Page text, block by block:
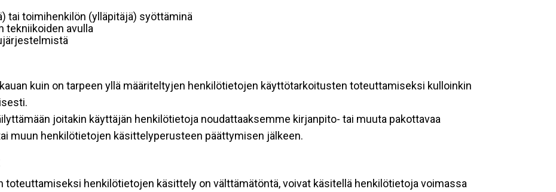
tai toimihenkilön (ylläpitäjä) syöttäminä
tekniikoiden avulla
kuin on tarpeen yllä määriteltyjen henkilötietojen käyttötarkoitusten toteuttamiseksi kulloinkin
joitakin käyttäjän henkilötietoja noudattaaksemme kirjanpito- tai muuta pakottavaa
muun henkilötietojen käsittelyperusteen päättymisen jälkeen.
toteuttamiseksi henkilötietojen käsittely on välttämätöntä, voivat käsitellä henkilötietoja voimassa